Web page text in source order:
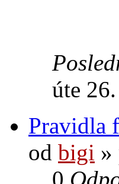
úte
Pravidla
od bigi »
0